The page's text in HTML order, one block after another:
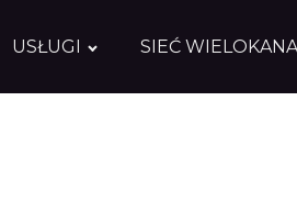
USŁUGI SIEĆ